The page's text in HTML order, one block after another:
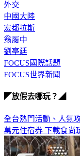
外交
中國大陸
宏都拉斯
翁履中
劉亭廷
FOCUS國際話題
FOCUS世界新聞
◤放假去哪玩？◢
全台熱門活動、人氣
萬元住宿券 下載食尚